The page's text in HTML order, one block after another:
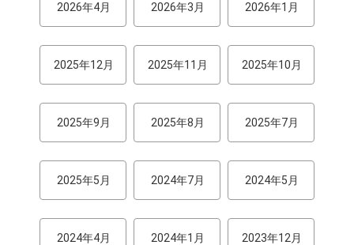
2026年4月 2026年3月 2026年1月
2025年12月 2025年11月 2025年10月
2025年9月 2025年8月 2025年7月
2025年5月 2024年7月 2024年5月
2024年4月 2024年1月 2023年12月